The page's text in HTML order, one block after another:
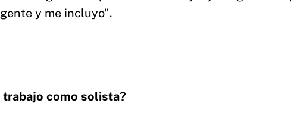
y me incluyo".
como solista?